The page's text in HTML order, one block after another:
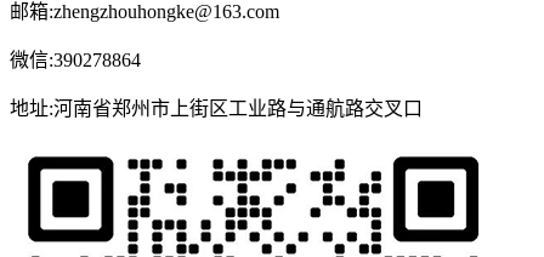
邮箱:zhengzhouhongke@163.com
微信:390278864
地址:河南省郑州市上街区工业路与通航路交叉口